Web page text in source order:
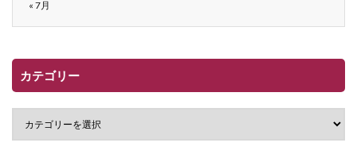
« 7月
カテゴリー